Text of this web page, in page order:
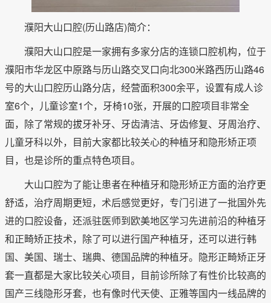
濮阳大山口腔(历山路店)简介：
濮阳大山口腔是一家拥有多家分店的连锁口腔机构，位于
濮阳市华龙区中原路与历山路交叉口向北300米路西历山路46
号的大山口腔历山路分店，经营面积300余平，设置有成人诊
室6个，儿童诊室1个，牙椅10张，开展的口腔项目非常全
面，除了常规的拔牙补牙、牙齿清洁、牙齿修复、牙周治疗、
儿童牙科以外，目前大家都比较关心的种植牙和隐形矫正项
目，也是诊所的重点特色项目。
大山口腔为了能让患者在种植牙和隐形矫正方面的治疗更
舒适，治疗周期更短，术后感觉更好，专门引进了一批国外先
进的口腔设备，还派驻医师到欧美地区学习先进前沿的种植牙
和正畸矫正技术，除了可以进行国产种植牙，还可以进行韩
国、美国、瑞士、瑞典、德国品牌的种植牙。隐形正畸矫正牙
套一直都是大家比较关心项目，目前诊所除了有性价比较高的
国产三线隐形牙套，也有像时代天使、正雅等国内一线品牌的